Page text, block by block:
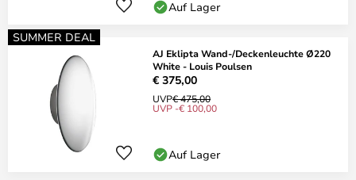
Auf Lager
SUMMER DEAL
AJ Eklipta Wand-/Deckenleuchte Ø220
White - Louis Poulsen
€ 375,00
UVP€ 475,00
UVP -€ 100,00
Auf Lager